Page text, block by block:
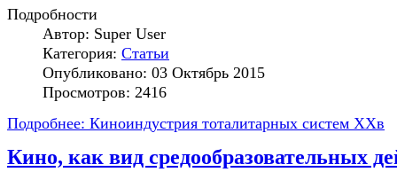
Подробности
Автор: Super User
Категория: Статьи
Опубликовано: 03 Октябрь 2015
Просмотров: 2416
Подробнее: Киноиндустрия тоталитарных систем XXв
Кино, как вид средообразовательных